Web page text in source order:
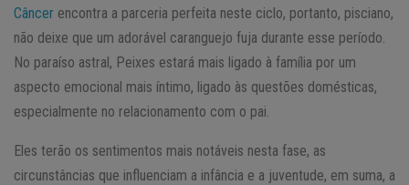
Câncer encontra a parceria perfeita neste ciclo, portanto, pisciano,
não deixe que um adorável caranguejo fuja durante esse período.
No paraíso astral, Peixes estará mais ligado à família por um
aspecto emocional mais íntimo, ligado às questões domésticas,
especialmente no relacionamento com o pai.
Eles terão os sentimentos mais notáveis nesta fase, as
circunstâncias que influenciam a infância e a juventude, em suma, a